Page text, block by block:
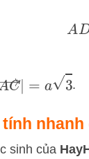
AC →| =a3 .
sinh của